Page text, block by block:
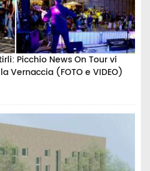
Picchio News On Tour vi
Vernaccia (FOTO e VIDEO)